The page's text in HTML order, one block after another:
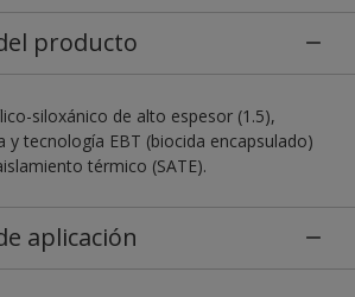
producto
siloxánico de alto espesor (1.5),
y tecnología EBT (biocida encapsulado)
térmico (SATE).
aplicación